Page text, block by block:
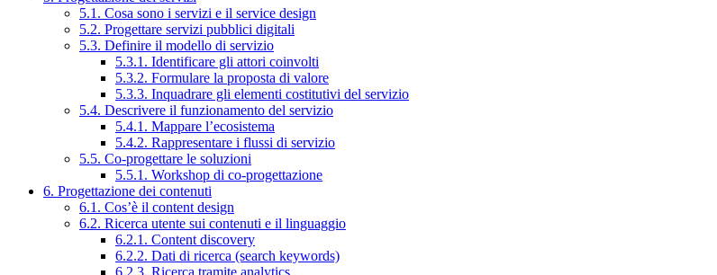
5.1. Cosa sono i servizi e il service design
5.2. Progettare servizi pubblici digitali
5.3. Definire il modello di servizio
5.3.1. Identificare gli attori coinvolti
5.3.2. Formulare la proposta di valore
5.3.3. Inquadrare gli elementi costitutivi del servizio
5.4. Descrivere il funzionamento del servizio
5.4.1. Mappare l’ecosistema
5.4.2. Rappresentare i flussi di servizio
5.5. Co-progettare le soluzioni
5.5.1. Workshop di co-progettazione
6. Progettazione dei contenuti
6.1. Cos’è il content design
6.2. Ricerca utente sui contenuti e il linguaggio
6.2.1. Content discovery
6.2.2. Dati di ricerca (search keywords)
6.2.3. Ricerca tramite analytics